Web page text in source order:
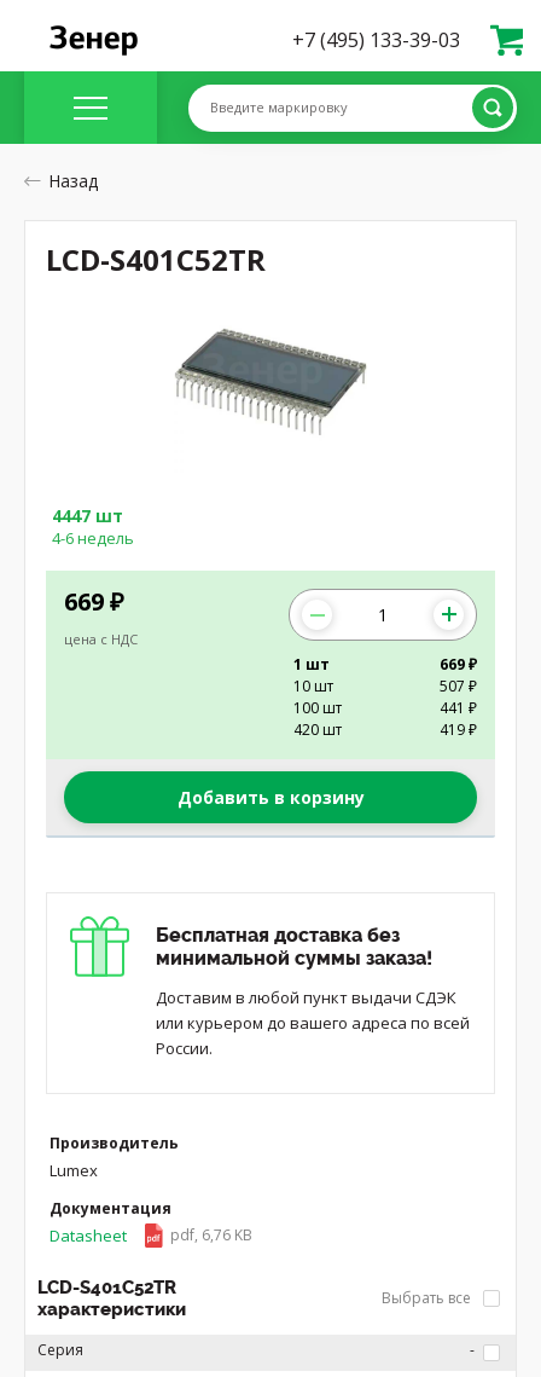
+7 (495) 133-39-03
Введите маркировку
Назад
669 ₽
цена с НДС
4447 шт
4-6 недель
1 шт
669 ₽
10 шт
507 ₽
100 шт
441 ₽
420 шт
419 ₽
Добавить в корзину
Бесплатная доставка без
минимальной суммы заказа!
Доставим в любой пункт выдачи СДЭК
или курьером до вашего адреса по всей
России.
Производитель
Lumex
Документация
Datasheet pdf, 6,76 KB
LCD-S401C52TR
характеристики
Выбрать все
Серия
-
LCD-S401C52TR